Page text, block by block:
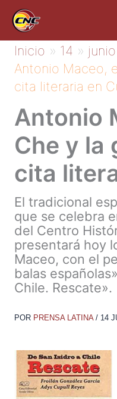
contenido
Inicio 14 junio
Antonio Maceo,
cita literaria en
Antonio
Che y la
cita
El tradicional
que se celebra
del Centro
presentará hoy
Maceo, con el
balas
Chile. Rescate».
POR PRENSA LATINA / 14